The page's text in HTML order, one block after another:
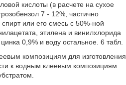
кислоты (в расчете на сухое
7 - 12%, частично
или его смесь с 50%-ной
этилена и винилхлорида
0,9% и воду остальное. 6 табл.
композициям для изготовления
к водным клеевым композициям